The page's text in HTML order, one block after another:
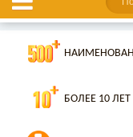
БОЛЕЕ 10